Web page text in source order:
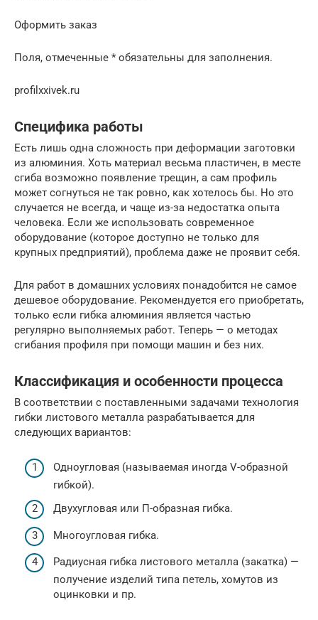
Оформить заказ
Поля, отмеченные * обязательны для заполнения.
profilxxivek.ru
Специфика работы
Есть лишь одна сложность при деформации заготовки
из алюминия. Хоть материал весьма пластичен, в месте
сгиба возможно появление трещин, а сам профиль
может согнуться не так ровно, как хотелось бы. Но это
случается не всегда, и чаще из-за недостатка опыта
человека. Если же использовать современное
оборудование (которое доступно не только для
крупных предприятий), проблема даже не проявит себя.
Для работ в домашних условиях понадобится не самое
дешевое оборудование. Рекомендуется его приобретать,
только если гибка алюминия является частью
регулярно выполняемых работ. Теперь — о методах
сгибания профиля при помощи машин и без них.
Классификация и особенности процесса
В соответствии с поставленными задачами технология
гибки листового металла разрабатывается для
следующих вариантов:
Одноугловая (называемая иногда V-образной
гибкой).
Двухугловая или П-образная гибка.
Многоугловая гибка.
Радиусная гибка листового металла (закатка) —
получение изделий типа петель, хомутов из
оцинковки и пр.